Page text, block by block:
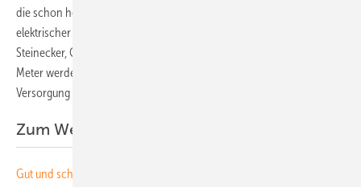
die schon heute extrem schwankenden Transportaufgaben von
elektrischer Energie meistern kann“, betont deshalb Werner
Steinecker, Generaldirektor von Netz Oberösterreich. „Die Smart
Meter werden dafür die wichtigsten Sensoren sein, damit die sichere
Versorgung der Netzkunden auch in Zukunft möglich sein wird. “ (su)
Zum Weiterlesen:
Gut und sc hnell beraten